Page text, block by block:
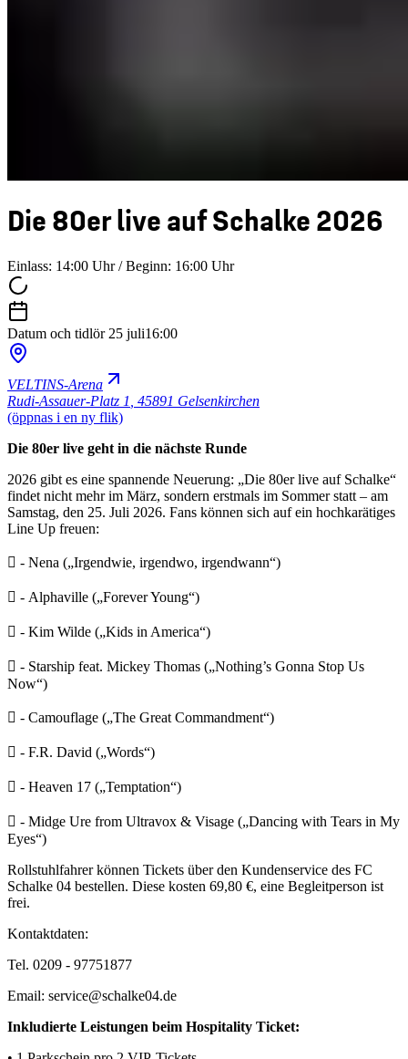
Die 80er live auf Schalke 2026
Einlass: 14:00 Uhr / Beginn: 16:00 Uhr
Datum och tidlör 25 juli16:00
VELTINS-Arena
Rudi-Assauer-Platz 1 45891 Gelsenkirchen
(öppnas i en ny flik)
Die 80er live geht in die nächste Runde
2026 gibt es eine spannende Neuerung: „Die 80er live auf Schalke“
findet nicht mehr im März, sondern erstmals im Sommer statt – am
Samstag, den 25. Juli 2026. Fans können sich auf ein hochkarätiges
Line Up freuen:
 - Nena („Irgendwie, irgendwo, irgendwann“)
 - Alphaville („Forever Young“)
 - Kim Wilde („Kids in America“)
 - Starship feat. Mickey Thomas („Nothing’s Gonna Stop Us
Now“)
 - Camouflage („The Great Commandment“)
 - F.R. David („Words“)
 - Heaven 17 („Temptation“)
 - Midge Ure from Ultravox & Visage („Dancing with Tears in My
Eyes“)
Rollstuhlfahrer können Tickets über den Kundenservice des FC
Schalke 04 bestellen. Diese kosten 69,80 €, eine Begleitperson ist
frei.
Kontaktdaten:
Tel. 0209 - 97751877
Email: service@schalke04.de
Inkludierte Leistungen beim Hospitality Ticket: